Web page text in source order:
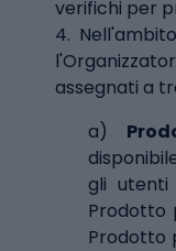
verifichi per
4.
assegnati a
a)
gli
Prodotto
Prodotto